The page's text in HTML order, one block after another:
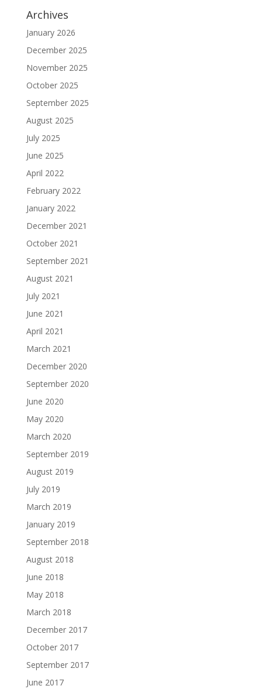
Archives
January 2026
December 2025
November 2025
October 2025
September 2025
August 2025
July 2025
June 2025
April 2022
February 2022
January 2022
December 2021
October 2021
September 2021
August 2021
July 2021
June 2021
April 2021
March 2021
December 2020
September 2020
June 2020
May 2020
March 2020
September 2019
August 2019
July 2019
March 2019
January 2019
September 2018
August 2018
June 2018
May 2018
March 2018
December 2017
October 2017
September 2017
June 2017